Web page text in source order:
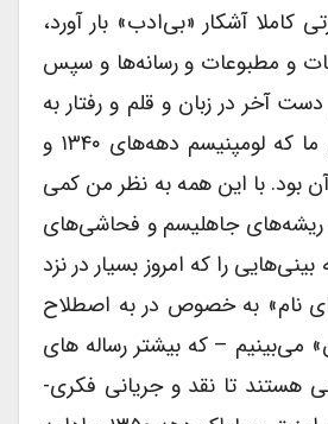
کاملا آشکار «بی‌ادب» بار آورد،
و مطبوعات و رسانه‌ها و سپس
آخر در زبان و قلم و رفتار به
اصطلاح روشنفکران ما که لومپنیسم دهه‌های ۱۳۴۰ و
بود. با این همه به نظر من کمی
جاهلیسم و فحاشی‌های
را که امروز بسیار در نزد
نام» به خصوص در به اصطلاح
– که بیشتر رساله های
هستند تا نقد و جریانی فکری-